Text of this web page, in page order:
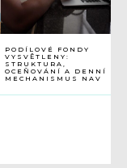
PODÍLOVÉ FONDY
VYSVĚTLENY:
STRUKTURA,
OCEŇOVÁNÍ A DENNÍ
MECHANISMUS NAV